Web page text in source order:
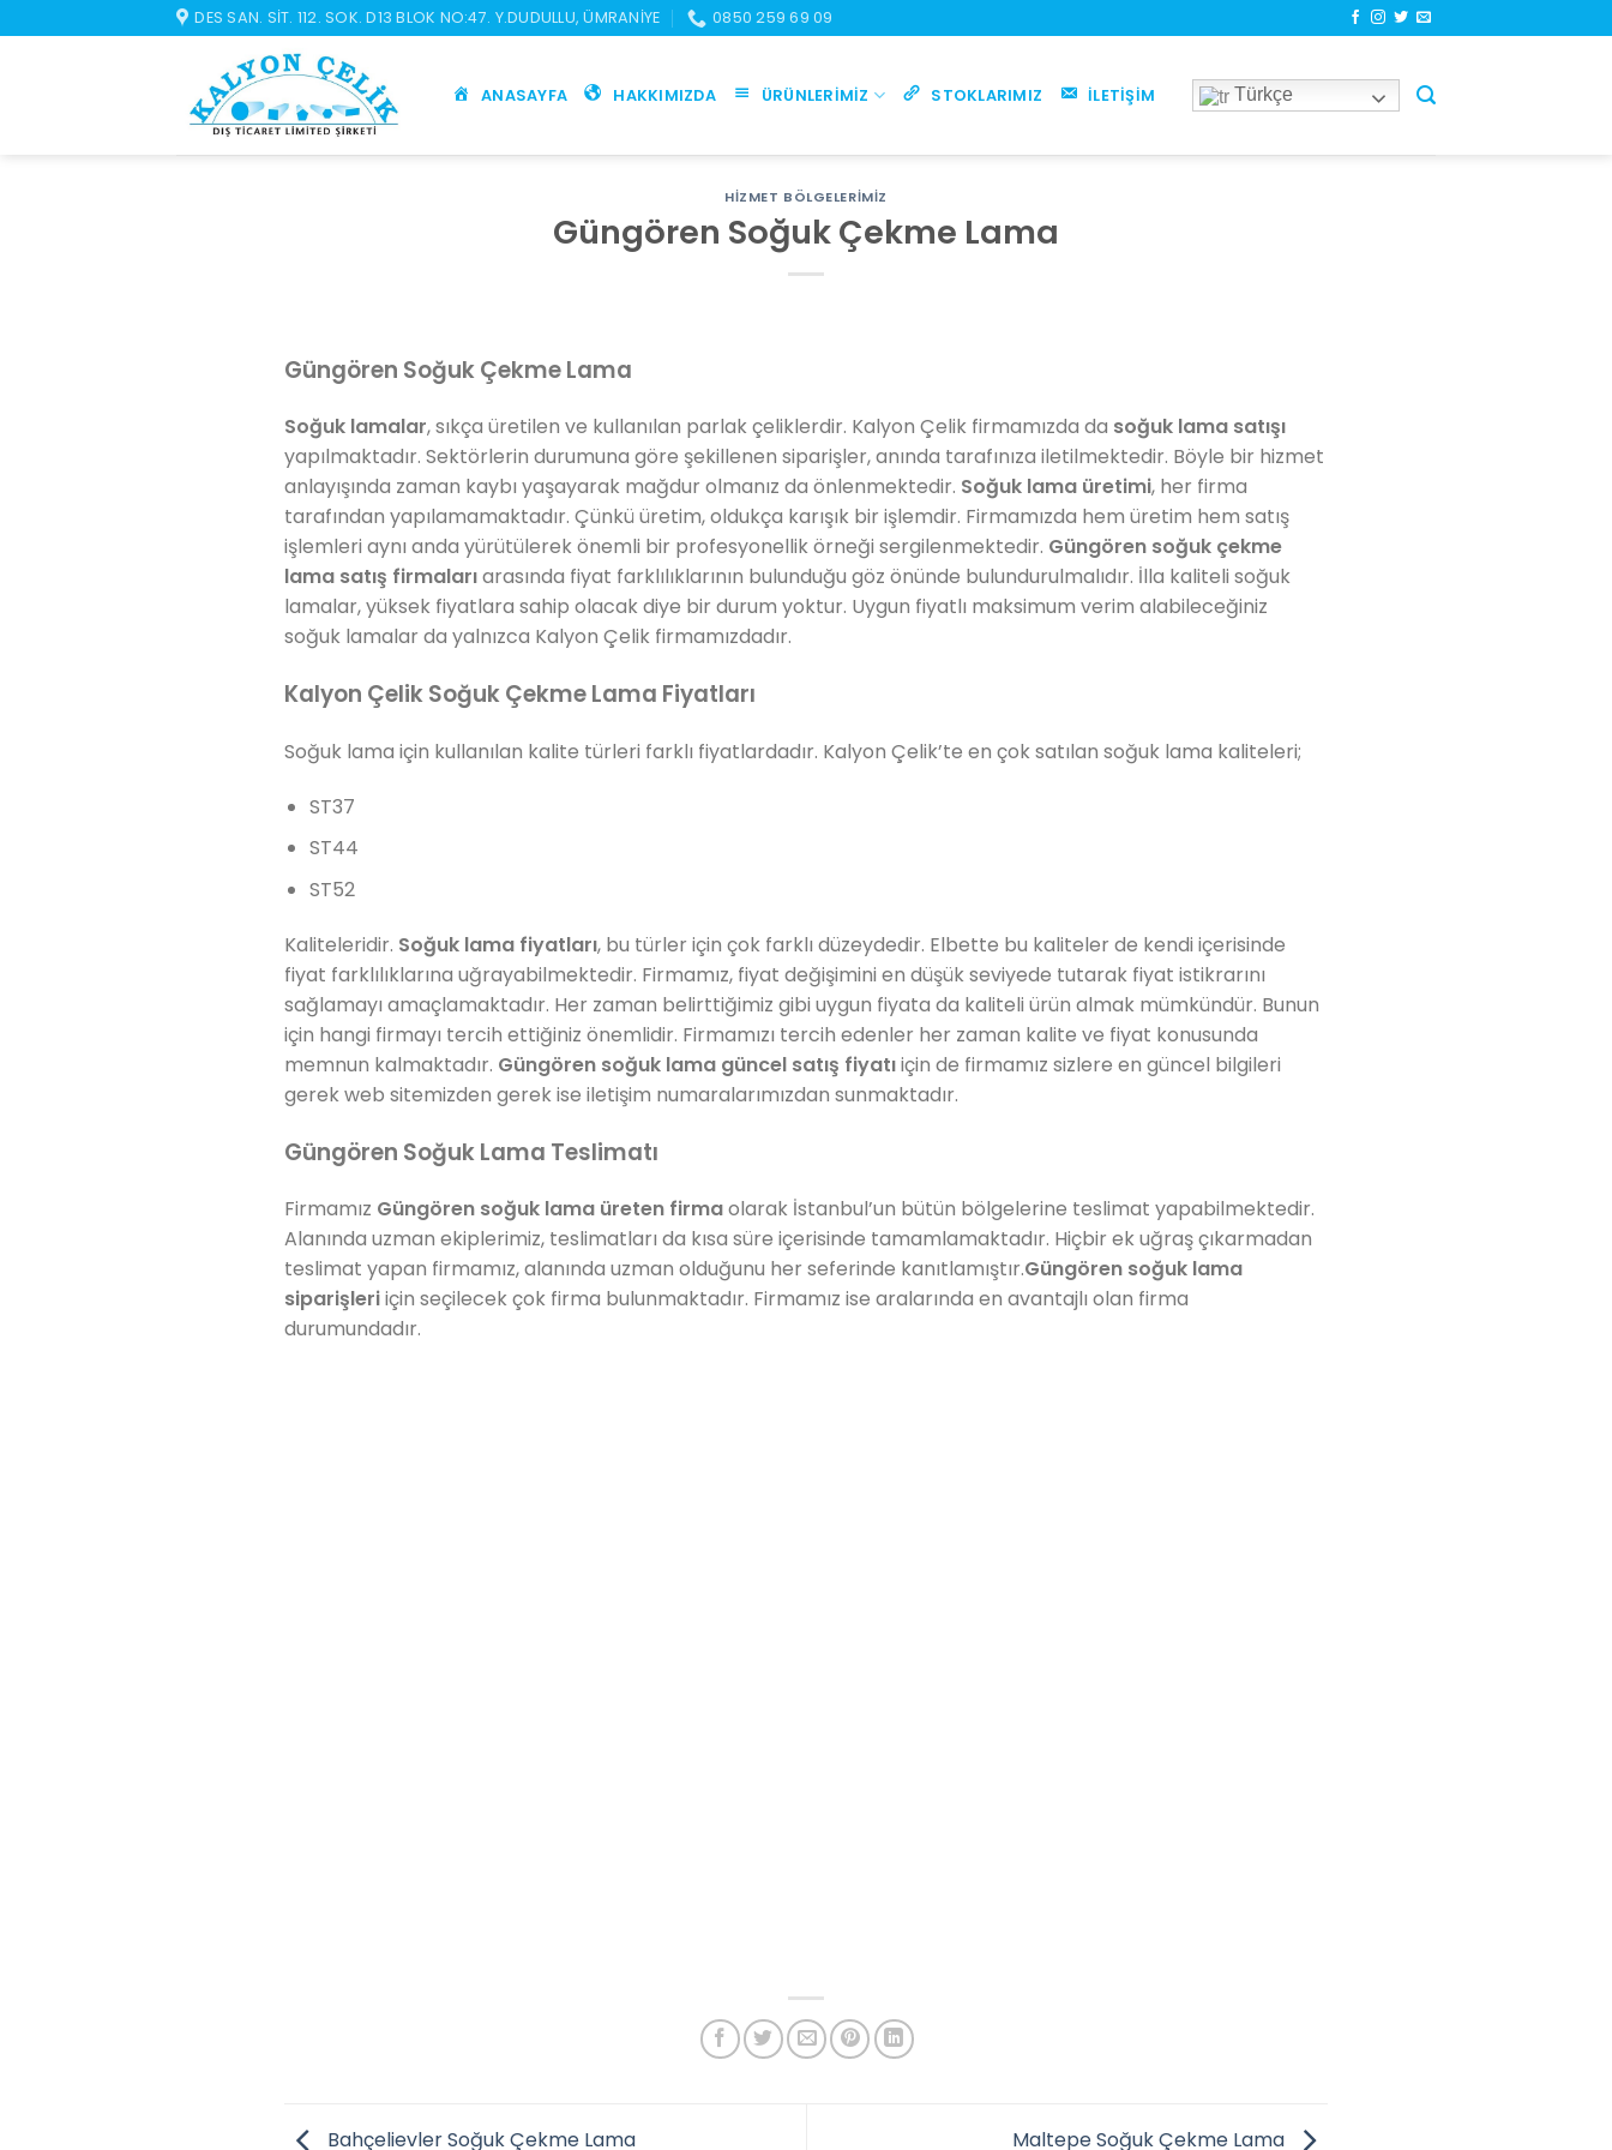
atla
DES SAN. SIT. 112. SOK. D13 BLOK NO:47. Y.DUDULLU, ÜMRANIYE 0850 259 69 09
ANASAYFA HAKKIMIZDA ÜRÜNLERIMIZ STOKLARIMIZ İLETIŞIM Türkçe
HIZMET BÖLGELERIMIZ
Güngören Soğuk Çekme Lama
Güngören Soğuk Çekme Lama
Soğuk lamalar, sıkça üretilen ve kullanılan parlak çeliklerdir. Kalyon Çelik firmamızda da soğuk lama satışı
yapılmaktadır. Sektörlerin durumuna göre şekillenen siparişler, anında tarafınıza iletilmektedir. Böyle bir hizmet
anlayışında zaman kaybı yaşayarak mağdur olmanız da önlenmektedir. Soğuk lama üretimi, her firma
tarafından yapılamamaktadır. Çünkü üretim, oldukça karışık bir işlemdir. Firmamızda hem üretim hem satış
işlemleri aynı anda yürütülerek önemli bir profesyonellik örneği sergilenmektedir. Güngören soğuk çekme
lama satış firmalarıarasında fiyat farklılıklarının bulunduğu göz önünde bulundurulmalıdır. İlla kaliteli soğuk
lamalar, yüksek fiyatlara sahip olacak diye bir durum yoktur. Uygun fiyatlı maksimum verim alabileceğiniz
soğuk lamalar da yalnızca Kalyon Çelik firmamızdadır.
Kalyon Çelik Soğuk Çekme Lama Fiyatları
Soğuk lama için kullanılan kalite türleri farklı fiyatlardadır. Kalyon Çelik’te en çok satılan soğuk lama kaliteleri;
ST37
ST44
ST52
Kaliteleridir. Soğuk lama fiyatları, bu türler için çok farklı düzeydedir. Elbette bu kaliteler de kendi içerisinde
fiyat farklılıklarına uğrayabilmektedir. Firmamız, fiyat değişimini en düşük seviyede tutarak fiyat istikrarını
sağlamayı amaçlamaktadır. Her zaman belirttiğimiz gibi uygun fiyata da kaliteli ürün almak mümkündür. Bunun
için hangi firmayı tercih ettiğiniz önemlidir. Firmamızı tercih edenler her zaman kalite ve fiyat konusunda
memnun kalmaktadır. Güngören soğuk lama güncel satış fiyatıiçin de firmamız sizlere en güncel bilgileri
gerek web sitemizden gerek ise iletişim numaralarımızdan sunmaktadır.
Güngören Soğuk Lama Teslimatı
Firmamız Güngören soğuk lama üreten firmaolarak İstanbul’un bütün bölgelerine teslimat yapabilmektedir.
Alanında uzman ekiplerimiz, teslimatları da kısa süre içerisinde tamamlamaktadır. Hiçbir ek uğraş çıkarmadan
teslimat yapan firmamız, alanında uzman olduğunu her seferinde kanıtlamıştır.Güngören soğuk lama
siparişleriiçin seçilecek çok firma bulunmaktadır. Firmamız ise aralarında en avantajlı olan firma
durumundadır.
Bahçelievler Soğuk Çekme Lama Maltepe Soğuk Çekme Lama